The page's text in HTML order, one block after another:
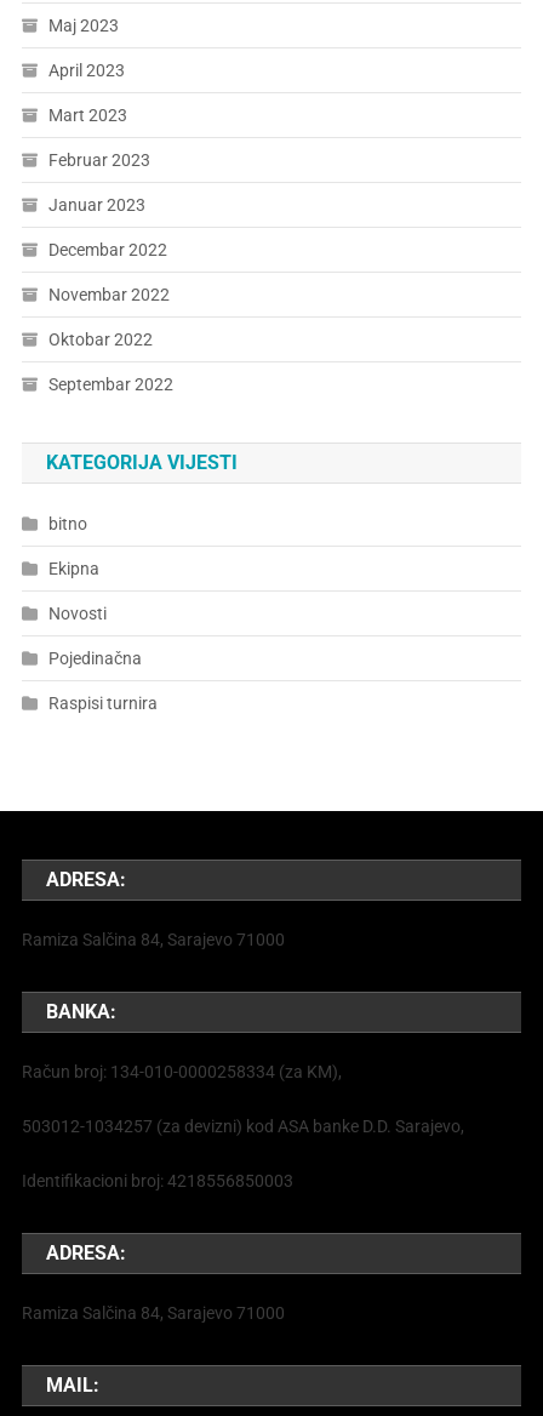
Maj 2023
April 2023
Mart 2023
Februar 2023
Januar 2023
Decembar 2022
Novembar 2022
Oktobar 2022
Septembar 2022
KATEGORIJA VIJESTI
bitno
Ekipna
Novosti
Pojedinačna
Raspisi turnira
ADRESA:
Ramiza Salčina 84, Sarajevo 71000
BANKA:
Račun broj: 134-010-0000258334 (za KM),
503012-1034257 (za devizni) kod ASA banke D.D. Sarajevo,
Identifikacioni broj: 4218556850003
ADRESA:
Ramiza Salčina 84, Sarajevo 71000
MAIL: